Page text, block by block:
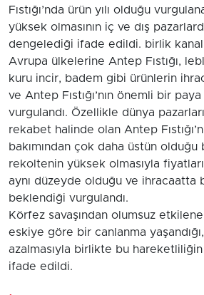
Fıstığı’nda ürün yılı olduğu
yüksek olmasının iç ve dış
dengelediği ifade edildi. birlik
Avrupa ülkelerine Antep Fıstığı,
kuru incir, badem gibi ürünlerin
ve Antep Fıstığı’nın önemli bir
vurgulandı. Özellikle dünya
rekabet halinde olan Antep
bakımından çok daha üstün
rekoltenin yüksek olmasıyla
aynı düzeyde olduğu ve ihracaatta
beklendiği vurgulandı.
Körfez savaşından olumsuz
eskiye göre bir canlanma
azalmasıyla birlikte bu
ifade edildi.